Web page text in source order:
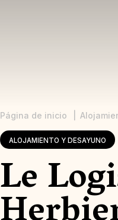
Sobrescribir
enlaces
de
ayuda
a
Página de inicio
ALOJAMIENTO Y DESAYUNO
Le